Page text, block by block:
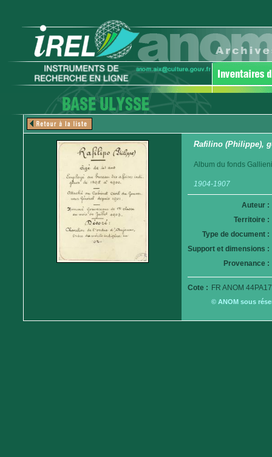
Rafilino (Philippe),
Album du fonds
1904-1907
Auteur :
Territoire :
Type de document :
Support et dimensions :
Provenance :
Cote : FR ANOM
© ANOM sous